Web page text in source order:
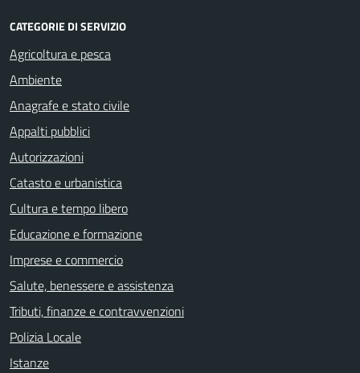
CATEGORIE DI SERVIZIO
Agricoltura e pesca
Ambiente
Anagrafe e stato civile
Appalti pubblici
Autorizzazioni
Catasto e urbanistica
Cultura e tempo libero
Educazione e formazione
Imprese e commercio
Salute, benessere e assistenza
Tributi, finanze e contravvenzioni
Polizia Locale
Istanze